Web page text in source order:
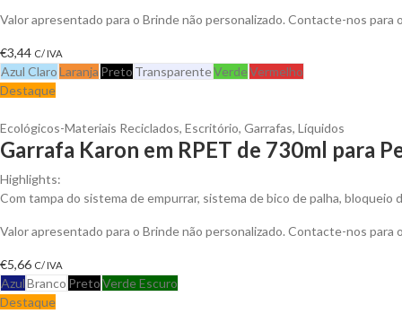
Valor apresentado para o Brinde não personalizado. Contacte-nos
€3,44 C/ IVA
Azul ClaroLaranja Preto TransparenteVerdeVermelho
Destaque
Ecológicos-Materiais Reciclados, Escritório, Garrafas, Líquidos
Garrafa Karon em RPET de 730ml para
Highlights:
Com tampa do sistema de empurrar, sistema de bico de palha,
Valor apresentado para o Brinde não personalizado. Contacte-nos
€5,66 C/ IVA
AzulBranco PretoVerde Escuro
Destaque